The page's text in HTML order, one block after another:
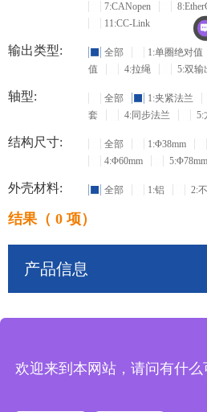
7:CANopen
11:CC-Link
输出类型: 全部 1:单圈绝对值
值
4:拉绳 5:双输
轴型: 全部 1:夹紧法兰
套
4:同步法兰 5:
结构尺寸: 全部 1:Φ38mm
4:Φ60mm
5:Φ78mm
外壳材料: 全部 1:铝 2:
结果（ 0 项）
产品信息
欢迎来到本网站，请问有什么